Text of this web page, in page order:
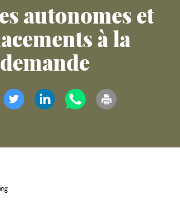
autonomes et
à la
demande